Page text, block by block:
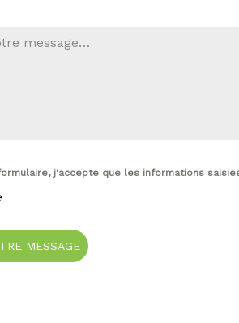
j'accepte que les informations
MESSAGE